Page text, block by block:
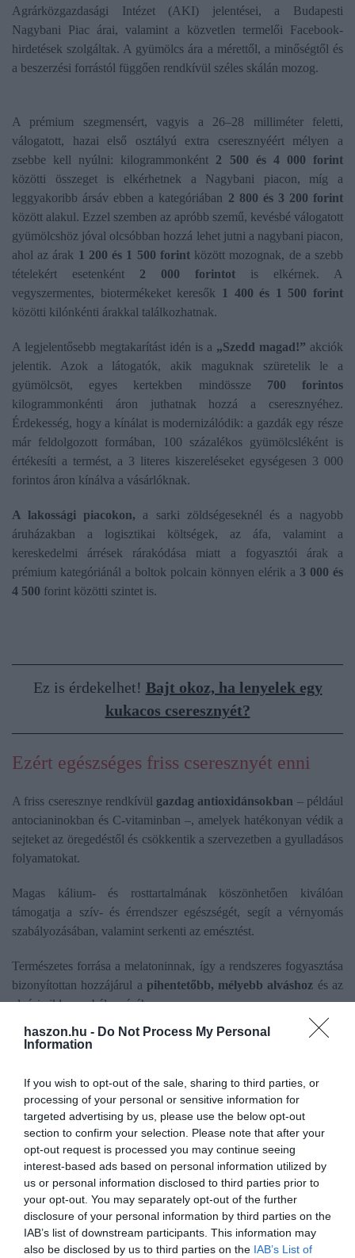
haszon.hu - Do Not Process My Personal
Information
If you wish to opt-out of the sale, sharing to third parties, or
processing of your personal or sensitive information for
targeted advertising by us, please use the below opt-out
section to confirm your selection. Please note that after your
opt-out request is processed you may continue seeing
interest-based ads based on personal information utilized by
us or personal information disclosed to third parties prior to
your opt-out. You may separately opt-out of the further
disclosure of your personal information by third parties on the
IAB’s list of downstream participants. This information may
also be disclosed by us to third parties on the IAB’s List of
Agrárközgazdasági Intézet (AKI) jelentései, a Budapesti
Nagybani Piac árai, valamint a közvetlen termelői Facebook-
hirdetések szolgáltak. A gyümölcs ára a mérettől, a minőségtől és
a beszerzési forrástól függően rendkívül széles skálán mozog.
A prémium szegmensért, vagyis a 26–28 milliméter feletti,
válogatott, hazai első osztályú extra cseresznyéért mélyen a
zsebbe kell nyúlni: kilogrammonként 2 500 és 4 000 forint
közötti összeget is elkérhetnek a Nagybani piacon, míg a
leggyakoribb ársáv ebben a kategóriában 2 800 és 3 200 forint
között alakul. Ezzel szemben az apróbb szemű, kevésbé válogatott
gyümölcshöz jóval olcsóbban hozzá lehet jutni a nagybani piacon,
ahol az árak 1 200 és 1 500 forintközött mozognak, de a szebb
tételekért esetenként 2 000 forintot is elkérnek. A
vegyszermentes, biotermékeket keresők 1 400 és 1 500 forint
közötti kilónkénti árakkal találkozhatnak.
A legjelentősebb megtakarítást idén is a „Szedd magad!” akciók
jelentik. Azok a látogatók, akik maguknak szüretelik le a
gyümölcsöt, egyes kertekben mindössze 700 forintos
kilogrammonkénti áron juthatnak hozzá a cseresznyéhez.
Érdekesség, hogy a kínálat is modernizálódik: a gazdák egy része
már feldolgozott formában, 100 százalékos gyümölcsléként is
értékesíti a termést, a 3 literes kiszereléseket egységesen 3 000
forintos áron kínálva a vásárlóknak.
A lakossági piacokon, a sarki zöldségeseknél és a nagyobb
áruházakban a logisztikai költségek, az áfa, valamint a
kereskedelmi árrések rárakódása miatt a fogyasztói árak a
prémium kategóriánál a boltok polcain könnyen elérik a 3 000 és
4 500 forint közötti szintet is.
Ez is érdekelhet! Bajt okoz, ha lenyelek egy
kukacos cseresznyét?
Ezért egészséges friss cseresznyét enni
A friss cseresznye rendkívül gazdag antioxidánsokban – például
antocianinokban és C-vitaminban –, amelyek hatékonyan védik a
sejteket az öregedéstől és csökkentik a szervezetben a gyulladásos
folyamatokat.
Magas kálium- és rosttartalmának köszönhetően kiválóan
támogatja a szív- és érrendszer egészségét, segít a vérnyomás
szabályozásában, valamint serkenti az emésztést.
Természetes forrása a melatoninnak, így a rendszeres fogyasztása
bizonyítottan hozzájárul a pihentetőbb, mélyebb alváshoz és az
alvási ciklus szabályozásához.
Alacsony glikémiás indexe miatt nem emeli meg hirtelen a
testet, és remekül beilleszthető a fogyókúrás étrendekbe is.
Erőteljes gyulladáscsökkentő hatása révén hatékonyan enyhíti az
ízületi fájdalmakat,csökkenti a szervezet húgysavszintjét –
megelőzve a köszvényt –, és gyorsítja az izmok regenerálódását
az edzések után.